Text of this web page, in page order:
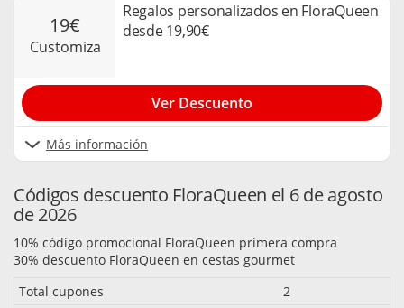
19€
customiza
Regalos personalizados en FloraQueen
desde 19,90€
Más información
Ver Descuento
Códigos descuento FloraQueen el 6 de agosto
de 2026
10% código promocional FloraQueen primera compra
30% descuento FloraQueen en cestas gourmet
Total cupones
2